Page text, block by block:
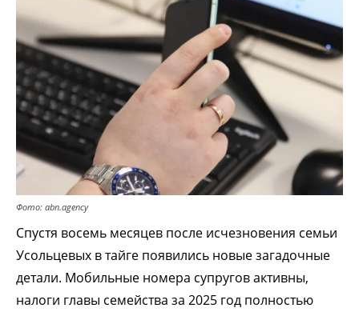
Фото: abn.agency
Спустя восемь месяцев после исчезновения семьи
Усольцевых в тайге появились новые загадочные
детали. Мобильные номера супругов активны,
налоги главы семейства за 2025 год полностью